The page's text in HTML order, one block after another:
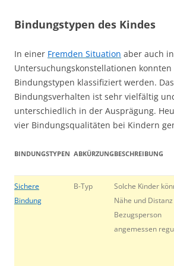
Bindungstypen des Kindes
In einer Fremden Situation aber auch
Untersuchungskonstellationen
Bindungstypen klassifiziert werden. Das
Bindungsverhalten ist sehr vielfältig
unterschiedlich in der Ausprägung.
vier Bindungsqualitäten bei Kindern
BINDUNGSTYPEN ABKÜRZUNGBESCHREIBUNG
Sichere
Bindung
B-Typ
Solche Kinder
Nähe und
Bezugsperson
angemessen